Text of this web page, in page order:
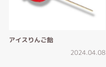
アイスりんご飴
2024.04.08